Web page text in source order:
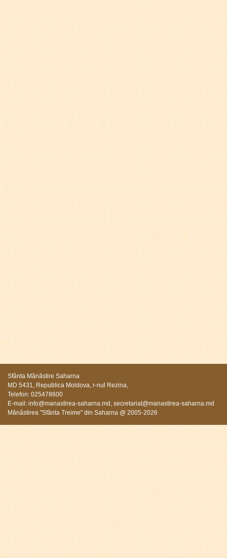
Sfânta Mănăstire Saharna
MD 5431, Republica Moldova, r-nul Rezina,
Telefon: 025478600
E-mail: info@manastirea-saharna.md secretariat@manastirea-saharna.md
Mănăstirea "Sfânta Treime" din Saharna @ 2005-2026